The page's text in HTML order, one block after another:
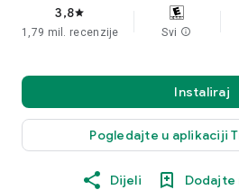
3,8star
1,79 mil. recenzije Svi info
Instaliraj
Pogledajte u aplikaciji
Dijeli Dodajte